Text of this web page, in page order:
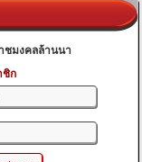
ชมงคลล้านนา
ชิก